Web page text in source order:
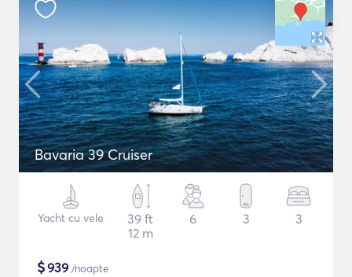
Bavaria 39 Cruiser
Yacht cu vele
39 ft
12 m
6 3 3
$939 /noapte